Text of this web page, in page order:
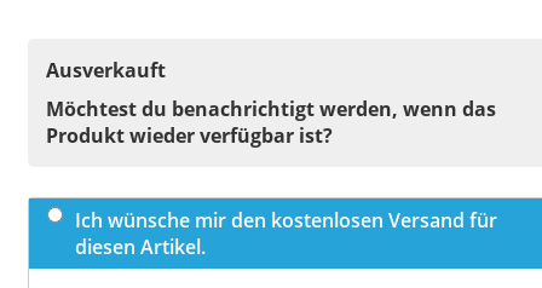
Ausverkauft
Möchtest du benachrichtigt werden, wenn das
Produkt wieder verfügbar ist?
Ich wünsche mir den kostenlosen Versand für
diesen Artikel.